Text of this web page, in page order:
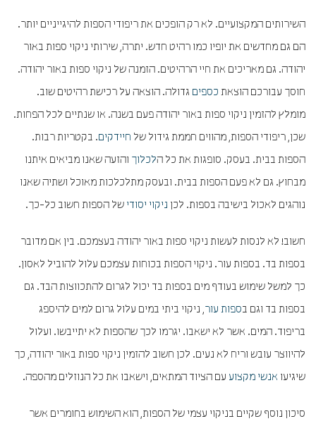
השירותים המקצועיים. לא רק הופכים את ריפודי הספות להיגייניים יותר.
הם גם מחדשים את יופיו כמו רהיט חדש. יתרה, שירותי ניקוי ספות באור
יהודה. גם מאריכים את חיי הרהיטים. הזמנה של ניקוי ספות באור יהודה.
חוסך עבורכם הוצאת כספים גדולה. הוצאה על רכישת רהיטים שוב.
מומלץ להזמין ניקוי ספות באור יהודה פעם בשנה. או שנתיים לכל הפחות.
שכן, ריפודי הספות, מהווים חממת גידול של חיידקים. בקטריות רבות.
הספות בבית. בעסק. סופגות את כל הלכלוך והזעה שאנו מביאים איתנו
מבחוץ. גם לא פעם הספות בבית. ובעסק מתלכלכות מאוכל ושתיה שאנו
נוהגים לאכול בישיבה בספות. לכן ניקוי יסודי של הספות חשוב כל-כך.
חשוב! לא לנסות לעשות ניקוי ספות באור יהודה בעצמכם. בין אם מדובר
בספות בד. בספות עור. ניקוי הספות בכוחות עצמכם עלול להוביל לאסון.
כך למשל שימוש בעודף מים בספות בד יכול לגרום להתכווצות הבד. גם
בספות בד וגם בספות עור, ניקוי ביתי במים עלול גרום למים להיספג
בריפוד. המים. אשר לא ישאבו. יגרמו לכך שהספות לא יתייבשו. ועלול
להיווצר עובש וריח לא נעים. לכן חשוב להזמין ניקוי ספות באור יהודה, כך
שיגיעו אנשי מקצוע עם הציוד המתאים, וישאבו את כל הנוזלים מהספה.
סיכון נוסף שקיים בניקוי עצמי של הספות, הוא השימוש בחומרים אשר